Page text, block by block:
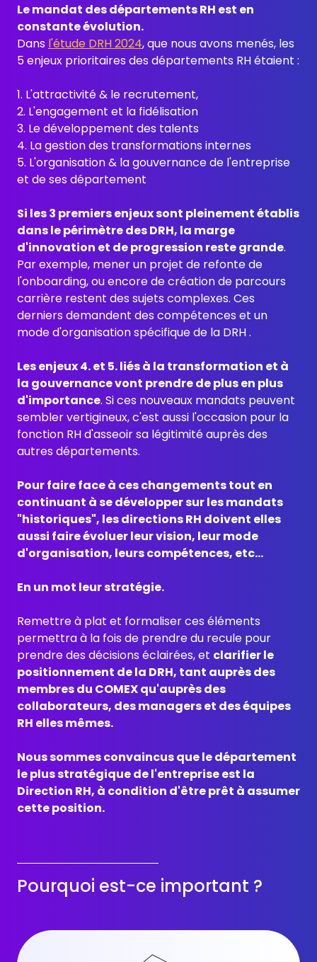
Le mandat des départements RH est en
constante évolution.
Dans l'étude DRH 2024, que nous avons menés, les
5 enjeux prioritaires des départements RH étaient :
1. L'attractivité & le recrutement,
2. L'engagement et la fidélisation
3. Le développement des talents
4. La gestion des transformations internes
5. L'organisation & la gouvernance de l'entreprise
et de ses département
Si les 3 premiers enjeux sont pleinement établis
dans le périmètre des DRH, la marge
d'innovation et de progression reste grande.
Par exemple, mener un projet de refonte de
l'onboarding, ou encore de création de parcours
carrière restent des sujets complexes. Ces
derniers demandent des compétences et un
mode d'organisation spécifique de la DRH .
Les enjeux 4. et 5. liés à la transformation et à
la gouvernance vont prendre de plus en plus
d'importance. Si ces nouveaux mandats peuvent
sembler vertigineux, c'est aussi l'occasion pour la
fonction RH d'asseoir sa légitimité auprès des
autres départements.
Pour faire face à ces changements tout en
continuant à se développer sur les mandats
"historiques", les directions RH doivent elles
aussi faire évoluer leur vision, leur mode
d'organisation, leurs compétences, etc...
En un mot leur stratégie.
Remettre à plat et formaliser ces éléments
permettra à la fois de prendre du recule pour
prendre des décisions éclairées, et clarifier le
positionnement de la DRH, tant auprès des
membres du COMEX qu'auprès des
collaborateurs, des managers et des équipes
RH elles mêmes.
Nous sommes convaincus que le département
le plus stratégique de l'entreprise est la
Direction RH, à condition d'être prêt à assumer
cette position.
Pourquoi est-ce important ?